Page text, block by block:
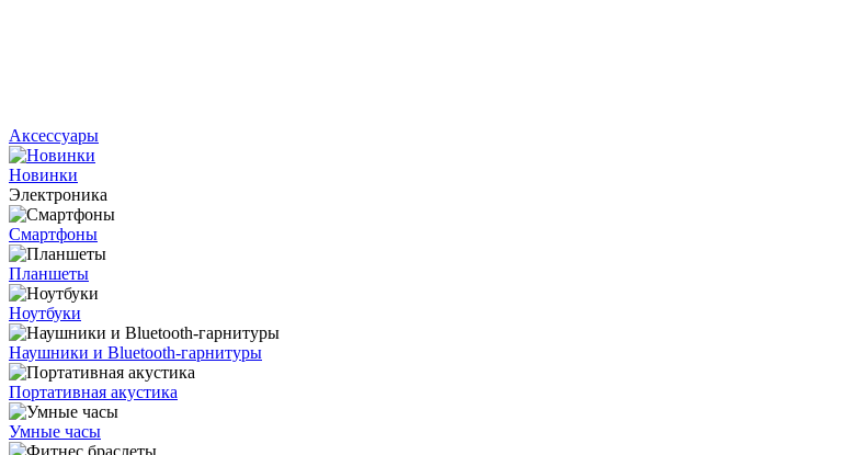
Аксессуары
Новинки
Электроника
Смартфоны
Планшеты
Ноутбуки
Наушники и Bluetooth-гарнитуры
Портативная акустика
Умные часы